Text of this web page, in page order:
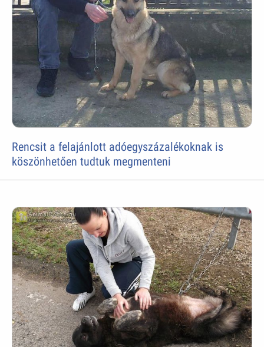
Rencsit a felajánlott adóegyszázalékoknak is
köszönhetően tudtuk megmenteni